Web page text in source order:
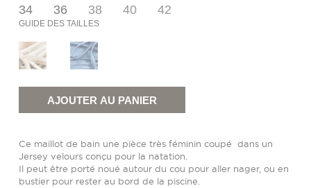
34 36 38 40 42
GUIDE DES TAILLES
de
Maillot
de
pièce
plissé
AJOUTER AU PANIER
Ce maillot de bain une pièce très féminin coupé dans un
Jersey velours conçu pour la natation.
Il peut être porté noué autour du cou pour aller nager, ou en
bustier pour rester au bord de la piscine.